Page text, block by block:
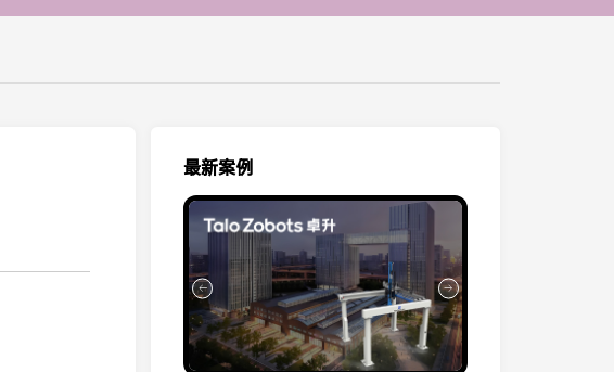
最新案例